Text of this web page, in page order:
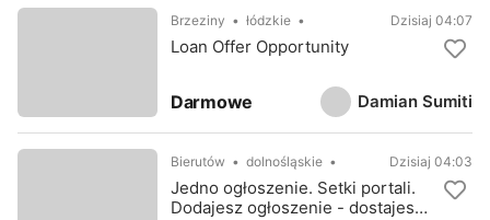
Damian Sumiti
Brzeziny łódzkie Dzisiaj 04:07
Loan Offer Opportunity
Darmowe
Bierutów dolnośląskie Dzisiaj 04:03
Jedno ogłoszenie. Setki portali.
Dodajesz ogłoszenie - dostajesz